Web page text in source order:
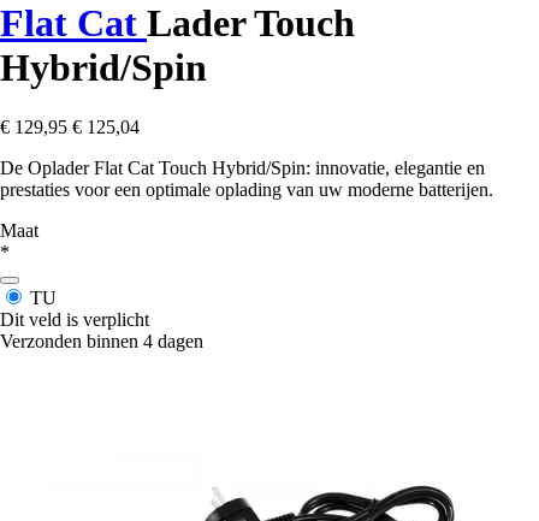
Flat Cat Lader Touch
Hybrid/Spin
€ 129,95 € 125,04
De Oplader Flat Cat Touch Hybrid/Spin: innovatie, elegantie en
prestaties voor een optimale oplading van uw moderne batterijen.
Maat
*
TU
Dit veld is verplicht
Verzonden binnen 4 dagen